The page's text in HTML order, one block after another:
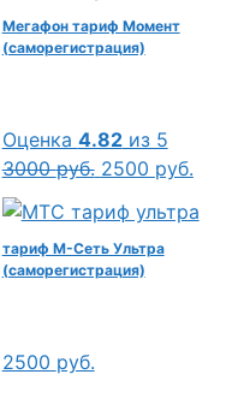
Мегафон тариф Момент
(саморегистрация)
Оценка 4.82из 5
3000руб.
составляла
3000 руб..
2500 руб.
тариф М-Сеть Ультра
(саморегистрация)
2500 руб.